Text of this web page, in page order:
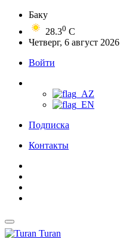
Баку
28.30 C
Четверг, 6 август 2026
Войти
Подписка
Контакты
Turan